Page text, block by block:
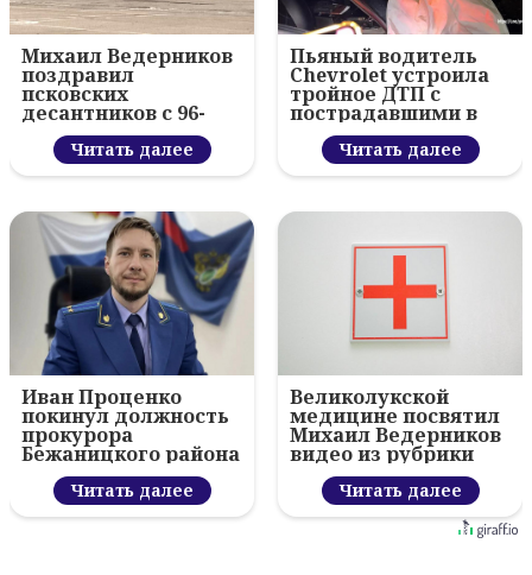
Михаил Ведерников
поздравил
псковских
десантников с 96-
летием ВДВ и
вручил награды
Читать далее
Пьяный водитель
Chevrolet устроила
тройное ДТП с
пострадавшими в
Пскове
Читать далее
Иван Проценко
покинул должность
прокурора
Бежаницкого района
Читать далее
Великолукской
медицине посвятил
Михаил Ведерников
видео из рубрики
«Тема дня»
Читать далее